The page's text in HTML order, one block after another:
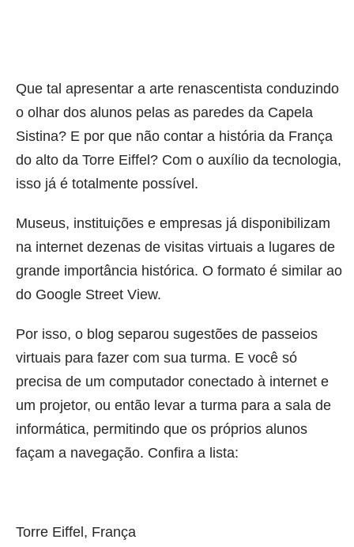
Que tal apresentar a arte renascentista conduzindo
o olhar dos alunos pelas as paredes da Capela
Sistina? E por que não contar a história da França
do alto da Torre Eiffel? Com o auxílio da tecnologia,
isso já é totalmente possível.
Museus, instituições e empresas já disponibilizam
na internet dezenas de visitas virtuais a lugares de
grande importância histórica. O formato é similar ao
do Google Street View.
Por isso, o blog separou sugestões de passeios
virtuais para fazer com sua turma. E você só
precisa de um computador conectado à internet e
um projetor, ou então levar a turma para a sala de
informática, permitindo que os próprios alunos
façam a navegação. Confira a lista:
Torre Eiffel, França